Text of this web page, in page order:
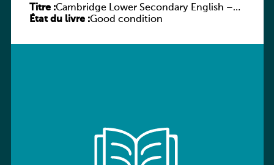
Titre :Cambridge Lower Secondary English –
Stage 7 – Student’s Book
État du livre :Good condition